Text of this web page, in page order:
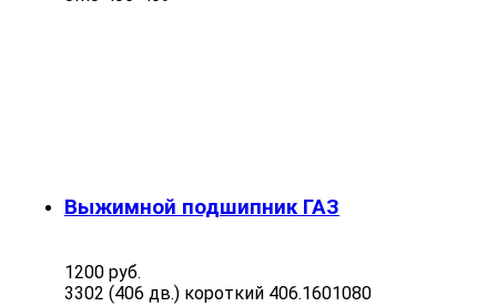
Выжимной подшипник ГАЗ
1200 руб.
3302 (406 дв.) короткий 406.1601080